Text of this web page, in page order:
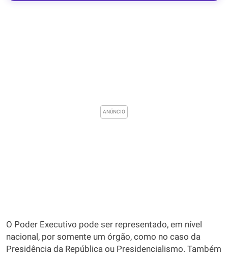
O Poder Executivo pode ser representado, em nível
nacional, por somente um órgão, como no caso da
Presidência da República ou Presidencialismo. Também